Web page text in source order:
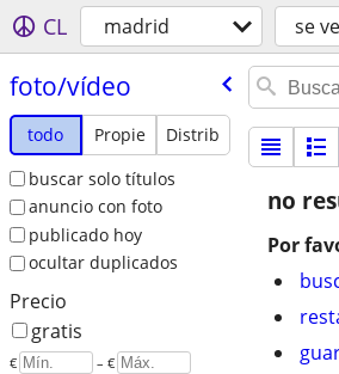
CL madrid se
foto/​vídeo
todo Propie
Distrib
buscar solo títulos
anuncio con foto
publicado hoy
ocultar duplicados
Precio
gratis
€ – €
no
Por